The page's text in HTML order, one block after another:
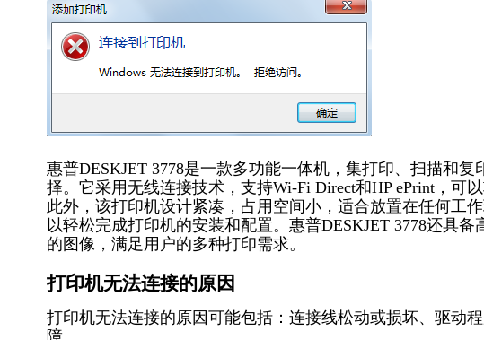
惠普DESKJET 3778是一款多功能一体机，集打印、扫描和
择。它采用无线连接技术，支持Wi-Fi Direct和HP ePrint，可
此外，该打印机设计紧凑，占用空间小，适合放置在任何工
以轻松完成打印机的安装和配置。惠普DESKJET 3778还具
的图像，满足用户的多种打印需求。
打印机无法连接的原因
打印机无法连接的原因可能包括：连接线松动或损坏、驱动
障。